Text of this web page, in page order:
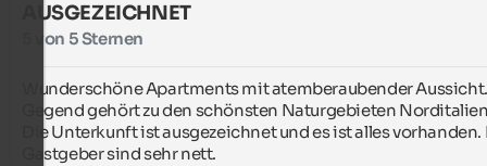
AUSGEZEICHNET
5 von 5 Sternen
Wunderschöne Apartments mit atemberaubender
Gegend gehört zu den schönsten Naturgebieten
Die Unterkunft ist ausgezeichnet und es ist alles vorhanden.
Gastgeber sind sehr nett.